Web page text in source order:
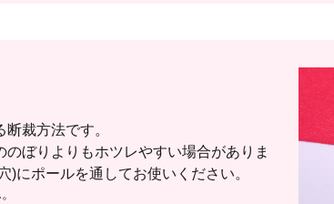
裁方法です。
のぼりよりもホツレやすい場合がありま
)にポールを通してお使いください。